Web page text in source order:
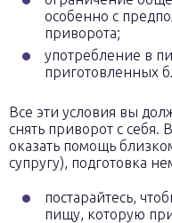
особенно с
приворота;
употребление в
приготовленных
Все эти условия вы
снять приворот с себя.
оказать помощь
супругу), подготовка
постарайтесь,
пищу, которую